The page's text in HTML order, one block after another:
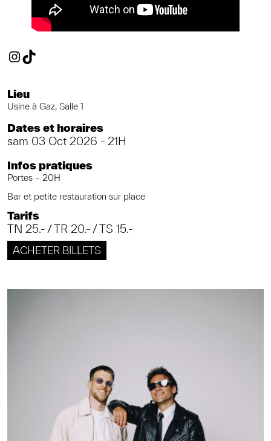
Instagram
TikTok
Lieu
Usine à Gaz, Salle 1
Dates et horaires
sam 03 Oct 2026 - 21H
Infos pratiques
Portes – 20H
Bar et petite restauration sur place
Tarifs
TN 25.- / TR 20.- / TS 15.-
ACHETER BILLETS